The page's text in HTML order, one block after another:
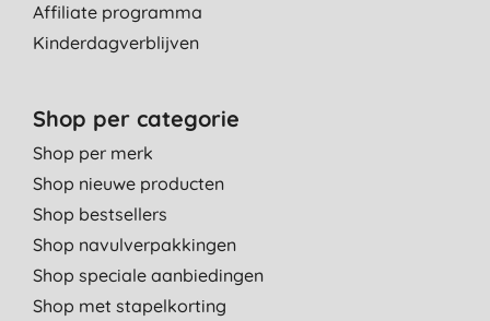
Affiliate programma
Kinderdagverblijven
Shop per categorie
Shop per merk
Shop nieuwe producten
Shop bestsellers
Shop navulverpakkingen
Shop speciale aanbiedingen
Shop met stapelkorting